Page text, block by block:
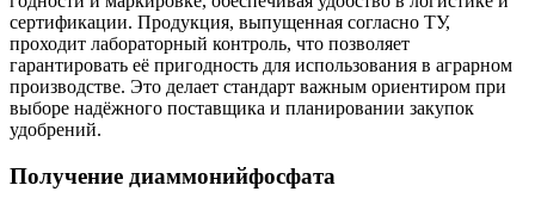
сертификации. Продукция, выпущенная согласно ТУ,
проходит лабораторный контроль, что позволяет
гарантировать её пригодность для использования в аграрном
производстве. Это делает стандарт важным ориентиром при
выборе надёжного поставщика и планировании закупок
удобрений.
Получение диаммонийфосфата